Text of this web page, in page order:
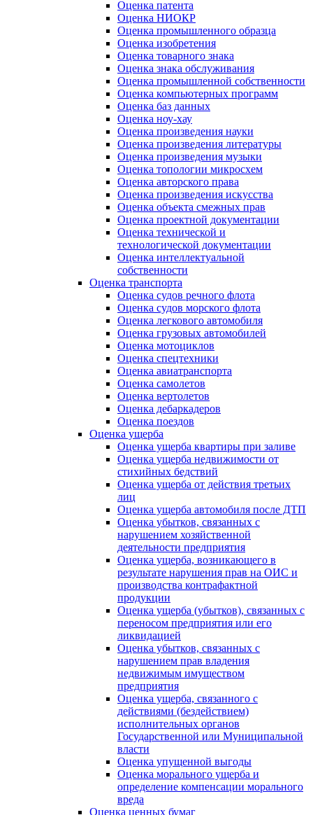
Оценка патента
Оценка НИОКР
Оценка промышленного образца
Оценка изобретения
Оценка товарного знака
Оценка знака обслуживания
Оценка промышленной собственности
Оценка компьютерных программ
Оценка баз данных
Оценка ноу-хау
Оценка произведения науки
Оценка произведения литературы
Оценка произведения музыки
Оценка топологии микросхем
Оценка авторского права
Оценка произведения искусства
Оценка объекта смежных прав
Оценка проектной документации
Оценка технической и
технологической документации
Оценка интеллектуальной
собственности
Оценка транспорта
Оценка судов речного флота
Оценка судов морского флота
Оценка легкового автомобиля
Оценка грузовых автомобилей
Оценка мотоциклов
Оценка спецтехники
Оценка авиатранспорта
Оценка самолетов
Оценка вертолетов
Оценка дебаркадеров
Оценка поездов
Оценка ущерба
Оценка ущерба квартиры при заливе
Оценка ущерба недвижимости от
стихийных бедствий
Оценка ущерба от действия третьих
лиц
Оценка ущерба автомобиля после ДТП
Оценка убытков, связанных с
нарушением хозяйственной
деятельности предприятия
Оценка ущерба, возникающего в
результате нарушения прав на ОИС и
производства контрафактной
продукции
Оценка ущерба (убытков), связанных с
переносом предприятия или его
ликвидацией
Оценка убытков, связанных с
нарушением прав владения
недвижимым имуществом
предприятия
Оценка ущерба, связанного с
действиями (бездействием)
исполнительных органов
Государственной или Муниципальной
власти
Оценка упущенной выгоды
Оценка морального ущерба и
определение компенсации морального
вреда
Оценка ценных бумаг